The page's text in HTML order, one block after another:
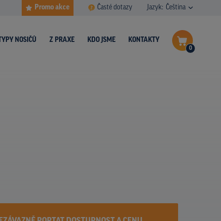
Promo akce Časté dotazy Jazyk: Čeština
0
NOSIČŮ Z PRAXE KDO JSME KONTAKTY